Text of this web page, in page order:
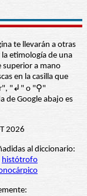
te llevarán a otras
etimología de una
superior a mano
en la casilla que
"↲" o "⚲"
de Google abajo es
2026
al diccionario:
histótrofo